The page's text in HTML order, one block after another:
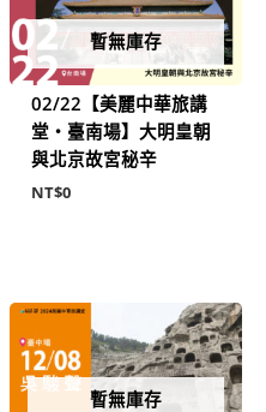
暫無庫存
02/22【美麗中華旅講
堂‧臺南場】大明皇朝
與北京故宮秘辛
NT$0
暫無庫存